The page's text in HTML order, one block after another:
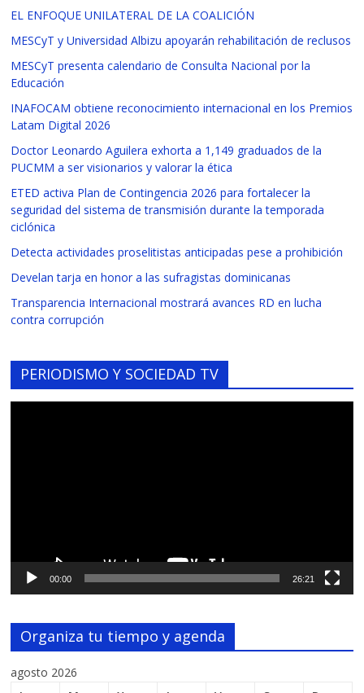
EL ENFOQUE UNILATERAL DE LA COALICIÓN
MESCyT y Universidad Albizu apoyarán rehabilitación de reclusos
MESCyT presenta calendario de Consulta Nacional por la
Educación
INAFOCAM obtiene reconocimiento internacional en los Premios
Latam Digital 2026
Doctor Leonardo Aguilera exhorta a 1,149 graduados de la
PUCMM a ser visionarios y valorar la ética
ETED activa Plan de Contingencia 2026 para fortalecer la
seguridad del sistema de transmisión durante la temporada
ciclónica
Detecta actividades proselitistas anticipadas pese a prohibición
Develan tarja en honor a las sufragistas dominicanas
Transparencia Internacional mostrará avances RD en lucha
contra corrupción
PERIODISMO Y SOCIEDAD TV
00:00 26:21
Organiza tu tiempo y agenda
agosto 2026